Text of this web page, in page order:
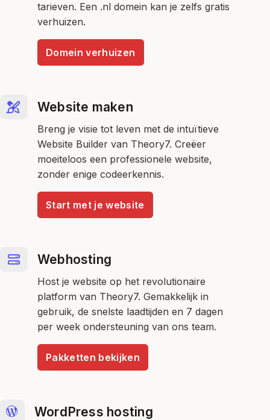
tarieven. Een .nl domein kan je zelfs gratis
verhuizen.
Domein verhuizen
Website maken
Breng je visie tot leven met de intuïtieve
Website Builder van Theory7. Creëer
moeiteloos een professionele website,
zonder enige codeerkennis.
Start met je website
Webhosting
Host je website op het revolutionaire
platform van Theory7. Gemakkelijk in
gebruik, de snelste laadtijden en 7 dagen
per week ondersteuning van ons team.
Pakketten bekijken
WordPress hosting